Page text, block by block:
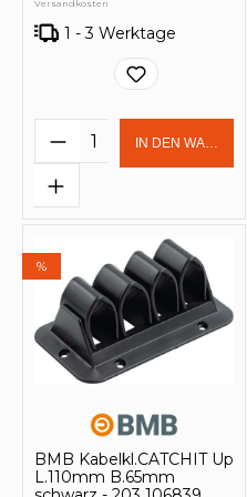
Versandkosten
1 - 3 Werktage
ProduktIN DEN
%
BMB Kabelkl.CATCHIT Up
L.110mm B.65mm